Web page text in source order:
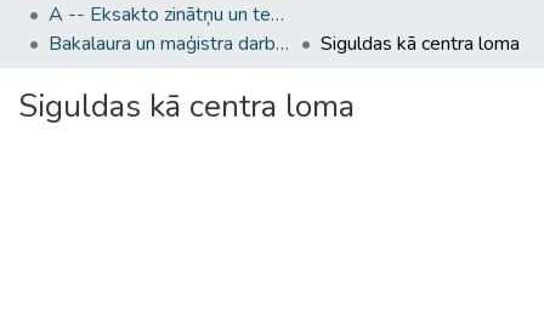
A -- Eksakto zinātņu un tehnoloģiju fakultāte / Faculty of Science and Technology
Bakalaura un maģistra darbi (EZTF) / Bachelor's and Master's theses
Siguldas kā centra loma
Siguldas kā centra loma